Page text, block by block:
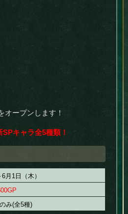
オープンします！
SPキャラ全5種類！
月1日（木）
み(全5種)